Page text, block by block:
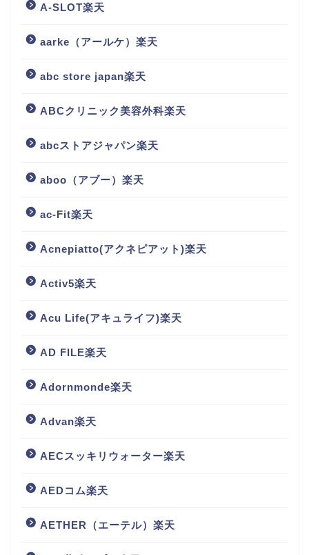
A-SLOT楽天
aarke（アールケ）楽天
abc store japan楽天
ABCクリニック美容外科楽天
abcストアジャパン楽天
aboo（アブー）楽天
ac-Fit楽天
Acnepiatto(アクネピアット)楽天
Activ5楽天
Acu Life(アキュライフ)楽天
AD FILE楽天
Adornmonde楽天
Advan楽天
AECスッキリウォーター楽天
AEDコム楽天
AETHER（エーテル）楽天